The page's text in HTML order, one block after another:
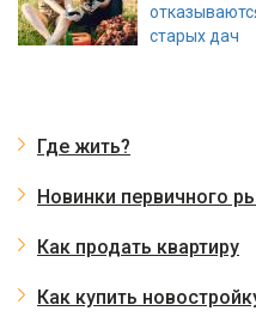
старых дач
Где жить?
Новинки первичного
Как продать квартиру
Как купить